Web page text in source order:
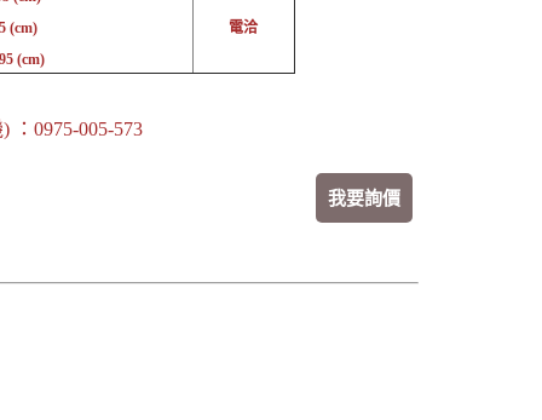
(cm)
(cm)
電洽
：0975-005-573
我要詢價